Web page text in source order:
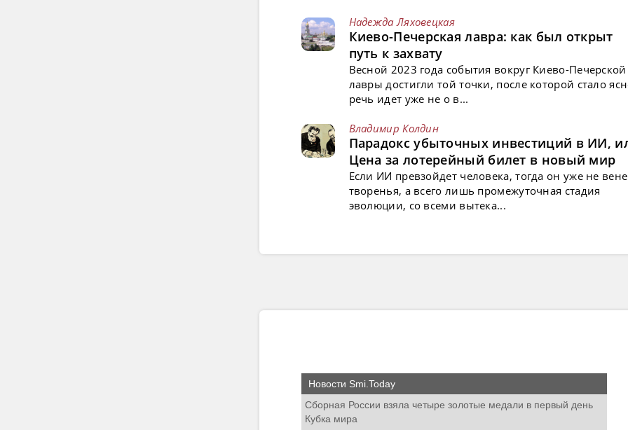
Надежда Ляховецкая
Киево-Печерская лавра: как был открыт
путь к захвату
Весной 2023 года события вокруг Киево-Печерской
лавры достигли той точки, после которой стало
речь идет уже не о в...
Владимир Колдин
Парадокс убыточных инвестиций в ИИ,
Цена за лотерейный билет в новый мир
Если ИИ превзойдет человека, тогда он уже не
творенья, а всего лишь промежуточная стадия
эволюции, со всеми вытека...